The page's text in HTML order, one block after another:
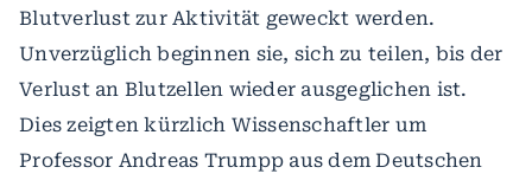
Blutverlust zur Aktivität geweckt werden.
Unverzüglich beginnen sie, sich zu teilen, bis der
Verlust an Blutzellen wieder ausgeglichen ist.
Dies zeigten kürzlich Wissenschaftler um
Professor Andreas Trumpp aus dem Deutschen